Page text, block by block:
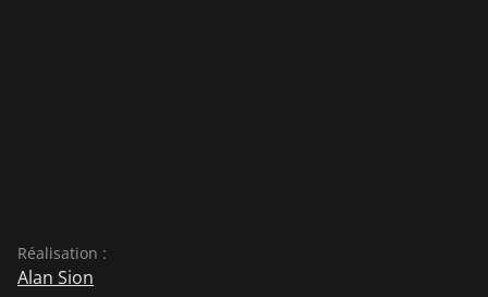
Réalisation :
Alan Sion